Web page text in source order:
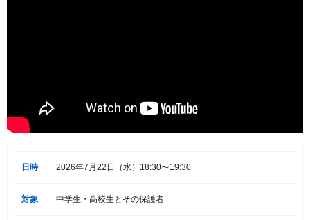
日時 2026年7月22日（水）18:30〜19:30
対象 中学生・高校生とその保護者